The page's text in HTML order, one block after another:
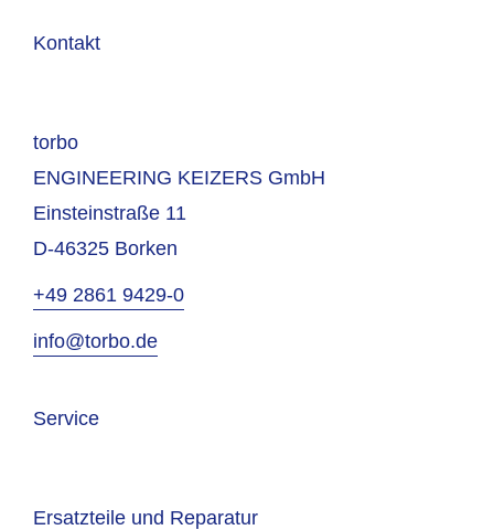
Kontakt
torbo
ENGINEERING KEIZERS GmbH
Einsteinstraße 11
D-46325 Borken
+49 2861 9429-0
info@torbo.de
Service
Ersatzteile und Reparatur